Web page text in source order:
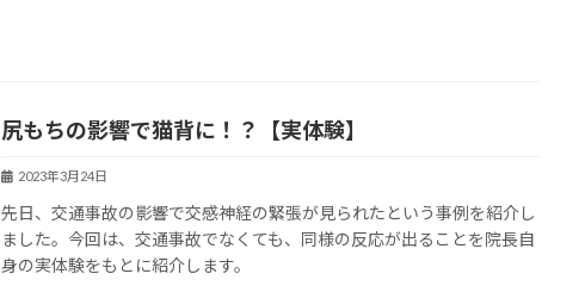
尻もちの影響で猫背に！？【実体験】
2023年3月24日
先日、交通事故の影響で交感神経の緊張が見られたという事例を紹介し
ました。今回は、交通事故でなくても、同様の反応が出ることを院長自
身の実体験をもとに紹介します。